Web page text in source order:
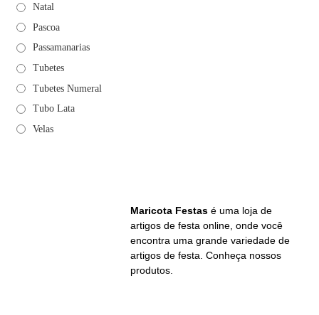
Natal
Pascoa
Passamanarias
Tubetes
Tubetes Numeral
Tubo Lata
Velas
Maricota Festas é uma loja de
artigos de festa online, onde você
encontra uma grande variedade de
artigos de festa. Conheça nossos
produtos.